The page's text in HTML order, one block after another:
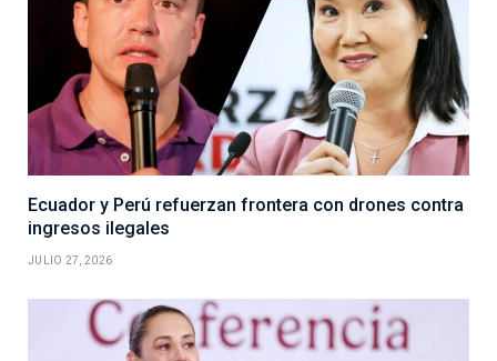
Ecuador y Perú refuerzan frontera con drones contra
ingresos ilegales
JULIO 27, 2026